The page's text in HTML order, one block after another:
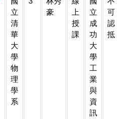
立
清
華
大
學
物
理
學
系
豪
上
授
課
立
成
功
大
學
工
業
與
資
訊
可
認
抵